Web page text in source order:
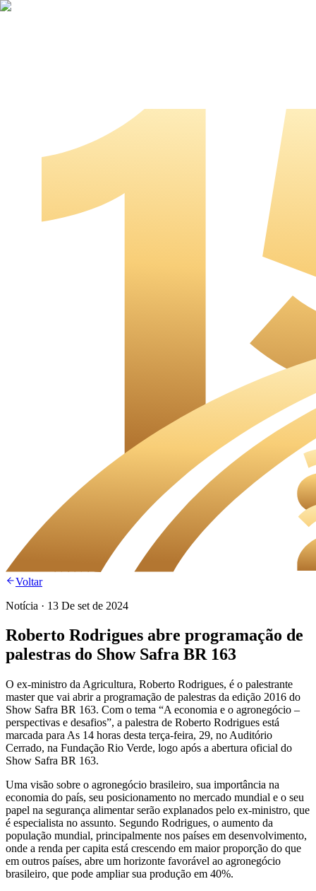
Voltar
Notícia · 13 De set de 2024
Roberto Rodrigues abre programação de
palestras do Show Safra BR 163
O ex-ministro da Agricultura, Roberto Rodrigues, é o palestrante
master que vai abrir a programação de palestras da edição 2016 do
Show Safra BR 163. Com o tema “A economia e o agronegócio –
perspectivas e desafios”, a palestra de Roberto Rodrigues está
marcada para As 14 horas desta terça-feira, 29, no Auditório
Cerrado, na Fundação Rio Verde, logo após a abertura oficial do
Show Safra BR 163.
Uma visão sobre o agronegócio brasileiro, sua importância na
economia do país, seu posicionamento no mercado mundial e o seu
papel na segurança alimentar serão explanados pelo ex-ministro, que
é especialista no assunto. Segundo Rodrigues, o aumento da
população mundial, principalmente nos países em desenvolvimento,
onde a renda per capita está crescendo em maior proporção do que
em outros países, abre um horizonte favorável ao agronegócio
brasileiro, que pode ampliar sua produção em 40%.